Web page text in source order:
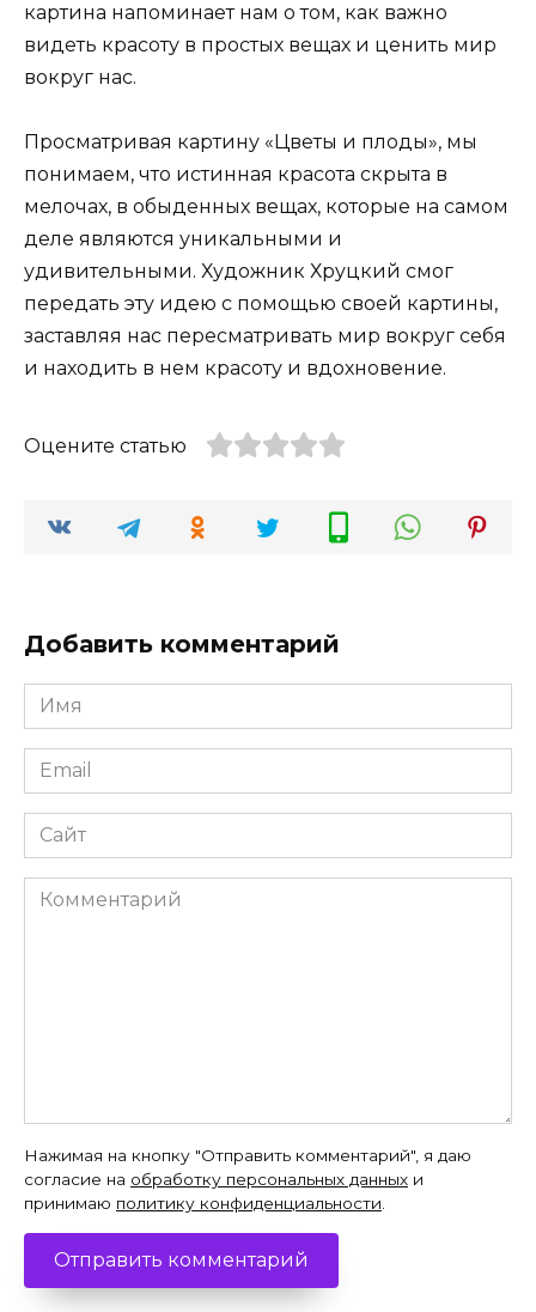
картина напоминает нам о том, как важно
видеть красоту в простых вещах и ценить мир
вокруг нас.
Просматривая картину «Цветы и плоды», мы
понимаем, что истинная красота скрыта в
мелочах, в обыденных вещах, которые на самом
деле являются уникальными и
удивительными. Художник Хруцкий смог
передать эту идею с помощью своей картины,
заставляя нас пересматривать мир вокруг себя
и находить в нем красоту и вдохновение.
Оцените статью
Добавить комментарий
Имя
*
Email
*
Сайт
Комментарий
Нажимая на кнопку "Отправить комментарий", я даю
согласие на обработку персональных данных и
принимаю политику конфиденциальности.